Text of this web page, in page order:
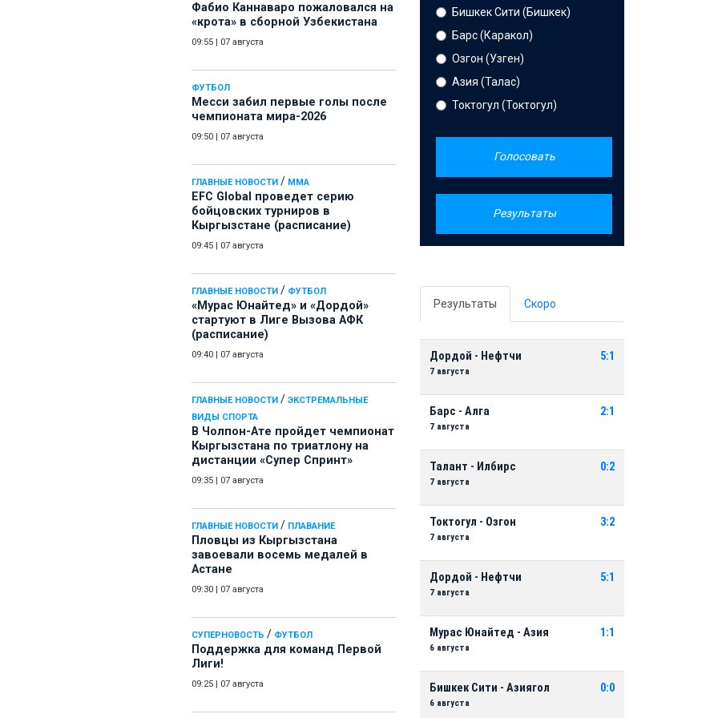
Фабио Каннаваро пожаловался на
«крота» в сборной Узбекистана
09:55 07 августа
ФУТБОЛ
Месси забил первые голы после
чемпионата мира-2026
09:50 07 августа
ГЛАВНЫЕ НОВОСТИ / ММА
EFC Global проведет серию
бойцовских турниров в
Кыргызстане (расписание)
09:45 07 августа
ГЛАВНЫЕ НОВОСТИ / ФУТБОЛ
«Мурас Юнайтед» и «Дордой»
стартуют в Лиге Вызова АФК
(расписание)
09:40 07 августа
ГЛАВНЫЕ НОВОСТИ / ЭКСТРЕМАЛЬНЫЕ
ВИДЫ СПОРТА
В Чолпон-Ате пройдет чемпионат
Кыргызстана по триатлону на
дистанции «Супер Спринт»
09:35 07 августа
ГЛАВНЫЕ НОВОСТИ / ПЛАВАНИЕ
Пловцы из Кыргызстана
завоевали восемь медалей в
Астане
09:30 07 августа
СУПЕРНОВОСТЬ / ФУТБОЛ
Поддержка для команд Первой
Лиги!
09:25 07 августа
Бишкек Сити (Бишкек)
Барс (Каракол)
Озгон (Узген)
Азия (Талас)
Токтогул (Токтогул)
Голосовать
Результаты
Результаты Скоро
Дордой - Нефтчи
7 августа
5:1
Барс - Алга
7 августа
2:1
Талант - Илбирс
7 августа
0:2
Токтогул - Озгон
7 августа
3:2
Дордой - Нефтчи
7 августа
5:1
Мурас Юнайтед - Азия
6 августа
1:1
Бишкек Сити - Азиягол
6 августа
0:0